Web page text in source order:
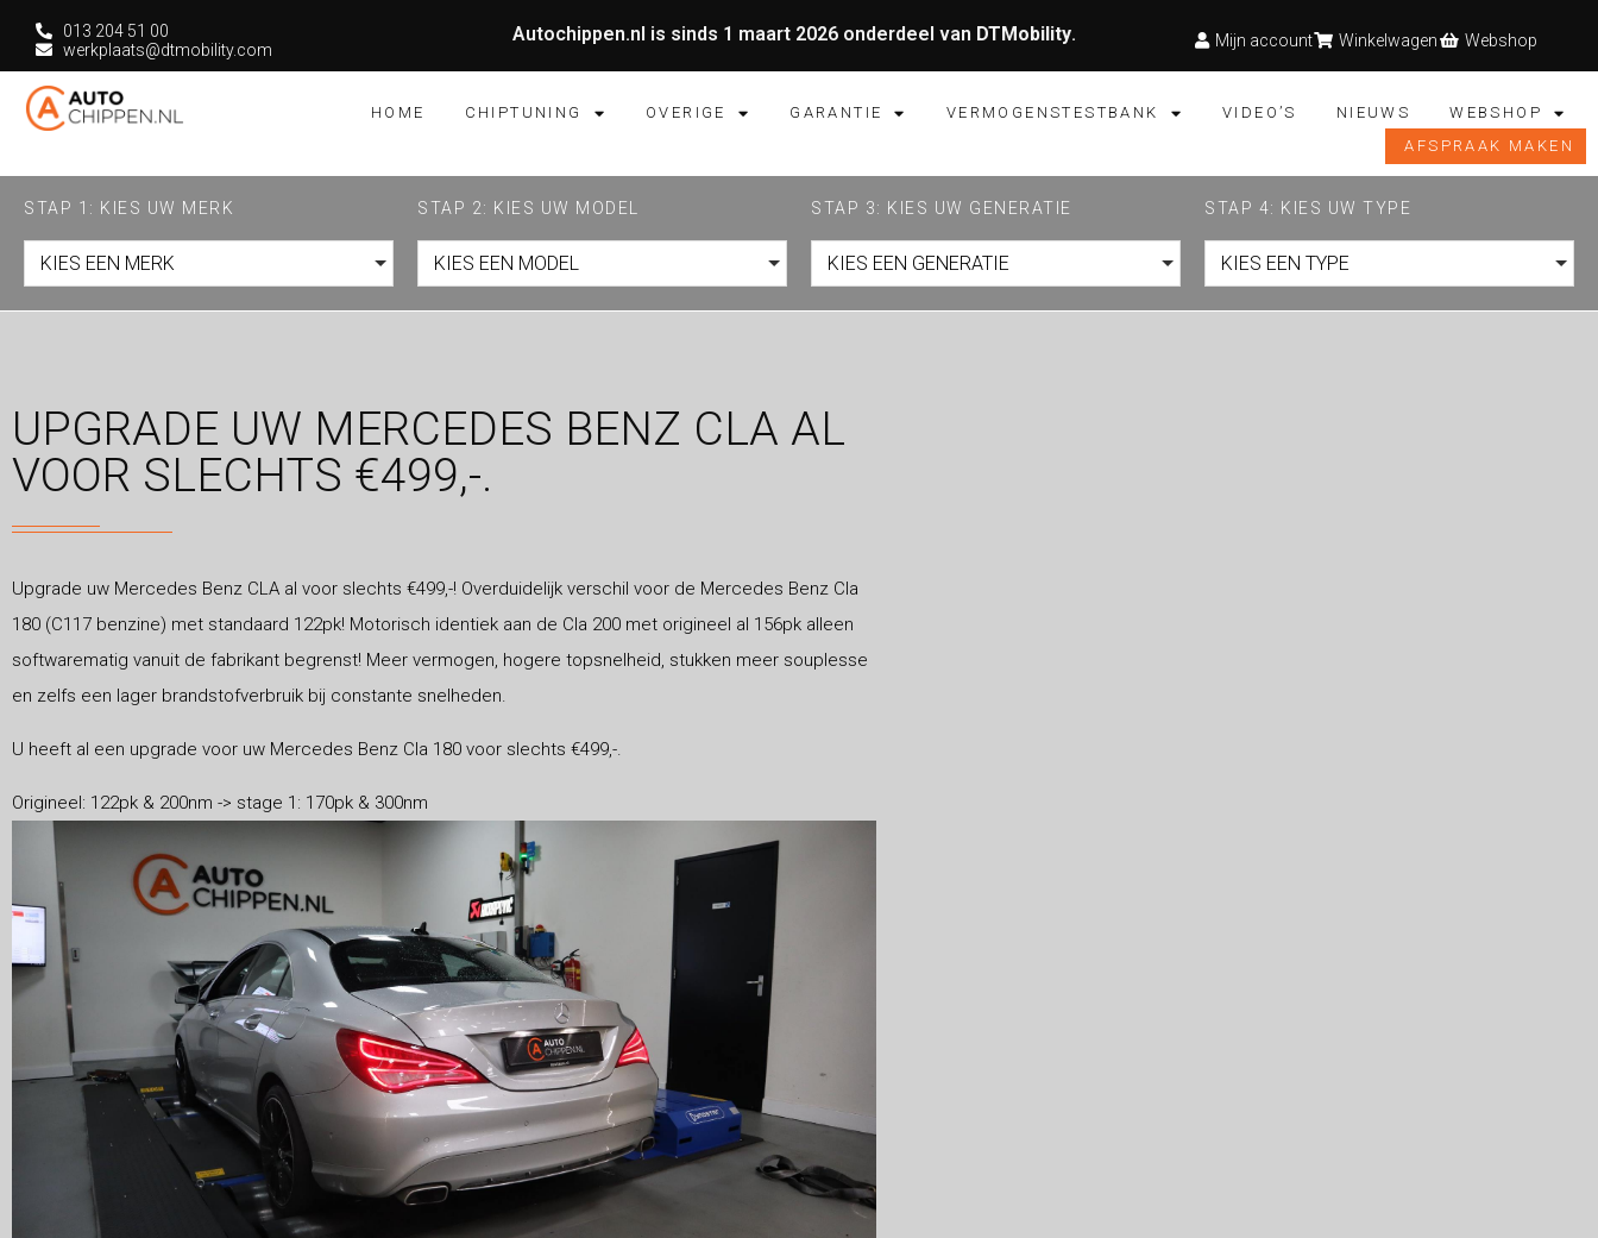
013 204 51 00
werkplaats@dtmobility.com
Autochippen.nl is sinds 1 maart 2026 onderdeel van DTMobility. Mijn account Winkelwagen Webshop
HOME CHIPTUNING OVERIGE GARANTIE VERMOGENSTESTBANK VIDEO’S NIEUWS
WEBSHOP
AFSPRAAK MAKEN
STAP 1: KIES UW MERK
KIES EEN MERK
STAP 2: KIES UW MODEL
KIES EEN MODEL
STAP 3: KIES UW GENERATIE
KIES EEN GENERATIE
STAP 4: KIES UW TYPE
KIES EEN TYPE
UPGRADE UW MERCEDES BENZ CLA AL
VOOR SLECHTS €499,-.
Upgrade uw Mercedes Benz CLA al voor slechts €499,-! Overduidelijk verschil voor de Mercedes Benz Cla
180 (C117 benzine) met standaard 122pk! Motorisch identiek aan de Cla 200 met origineel al 156pk alleen
softwarematig vanuit de fabrikant begrenst! Meer vermogen, hogere topsnelheid, stukken meer souplesse
en zelfs een lager brandstofverbruik bij constante snelheden.
U heeft al een upgrade voor uw Mercedes Benz Cla 180 voor slechts €499,-.
Origineel: 122pk & 200nm -> stage 1: 170pk & 300nm